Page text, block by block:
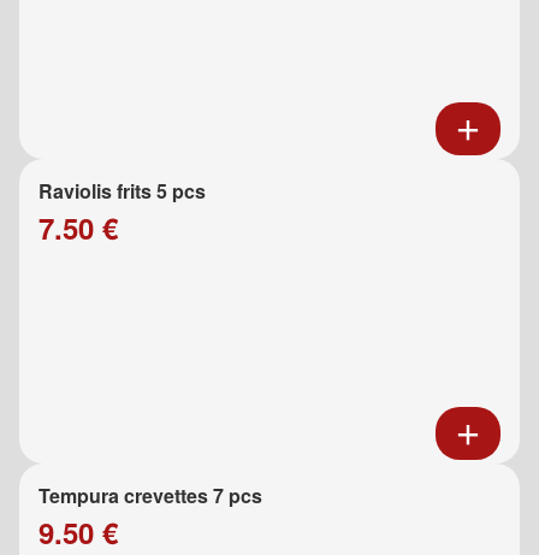
Raviolis frits 5 pcs
7.50 €
Tempura crevettes 7 pcs
9.50 €